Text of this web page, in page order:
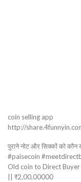
coin selling app
http://
पुराने नोट और सिक्कों को कौन
#paisecoin
Old coin to Direct Buyer !
|| ₹2,00,00000